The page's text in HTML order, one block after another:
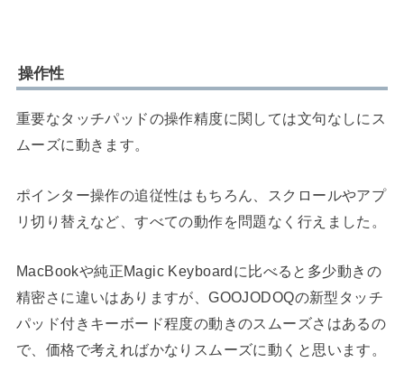
操作性
重要なタッチパッドの操作精度に関しては文句なしにス
ムーズに動きます。
ポインター操作の追従性はもちろん、スクロールやアプ
リ切り替えなど、すべての動作を問題なく行えました。
MacBookや純正Magic Keyboardに比べると多少動きの
精密さに違いはありますが、GOOJODOQの新型タッチ
パッド付きキーボード程度の動きのスムーズさはあるの
で、価格で考えればかなりスムーズに動くと思います。